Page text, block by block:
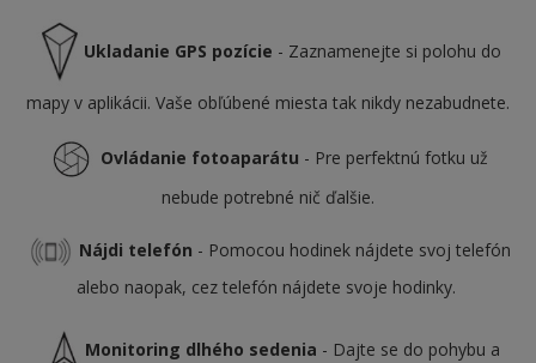
Ukladanie GPS pozície - Zaznamenejte si polohu do
mapy v aplikácii. Vaše obľúbené miesta tak nikdy nezabudnete.
Ovládanie fotoaparátu - Pre perfektnú fotku už
nebude potrebné nič ďalšie.
Nájdi telefón - Pomocou hodinek nájdete svoj telefón
alebo naopak, cez telefón nájdete svoje hodinky.
Monitoring dlhého sedenia - Dajte se do pohybu a